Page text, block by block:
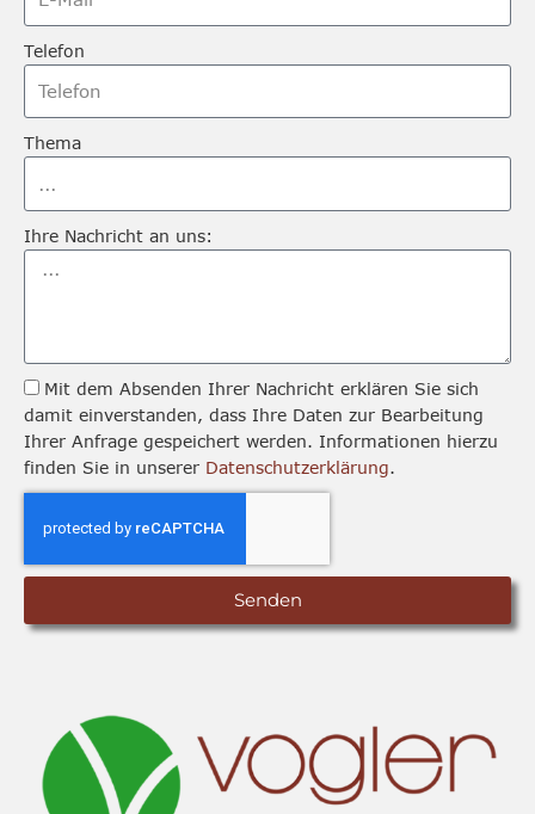
Telefon
Thema
Ihre Nachricht an uns:
Mit dem Absenden Ihrer Nachricht erklären Sie sich
damit einverstanden, dass Ihre Daten zur Bearbeitung
Ihrer Anfrage gespeichert werden. Informationen hierzu
finden Sie in unserer Datenschutzerklärung.
Senden